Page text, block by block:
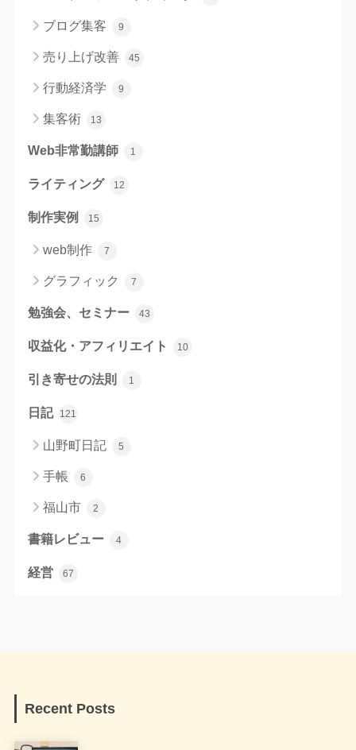
ブログ集客 9
売り上げ改善 45
行動経済学 9
集客術 13
Web非常勤講師 1
ライティング 12
制作実例 15
web制作 7
グラフィック 7
勉強会、セミナー 43
収益化・アフィリエイト 10
引き寄せの法則 1
日記 121
山野町日記 5
手帳 6
福山市 2
書籍レビュー 4
経営 67
Recent Posts